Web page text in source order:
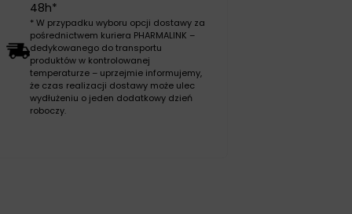
48h*
* W przypadku wyboru opcji dostawy za
pośrednictwem kuriera PHARMALINK –
dedykowanego do transportu
produktów w kontrolowanej
temperaturze – uprzejmie informujemy,
że czas realizacji dostawy może ulec
wydłużeniu o jeden dodatkowy dzień
roboczy.